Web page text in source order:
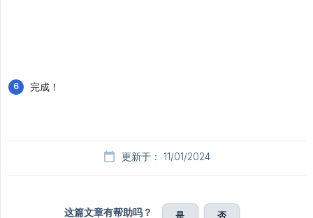
完成！
更新于： 11/01/2024
这篇文章有帮助吗？ 是 否